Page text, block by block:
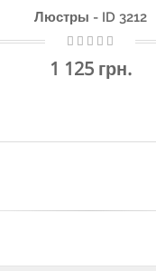
Люстры - ID 3212
1 125 грн.